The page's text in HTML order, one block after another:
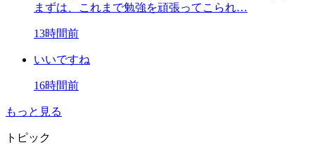
まずは、これまで勉強を頑張ってこられ…
13時間前
いいですね
16時間前
もっと見る
トピック